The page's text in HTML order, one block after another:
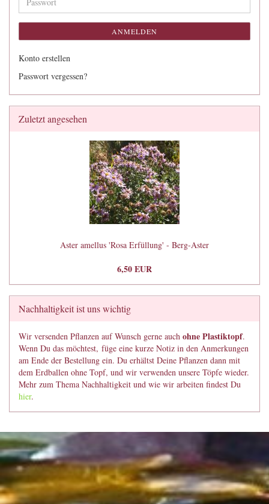
ANMELDEN
Konto erstellen
Passwort vergessen?
Zuletzt angesehen
Aster amellus 'Rosa Erfüllung' - Berg-Aster
6,50 EUR
Nachhaltigkeit ist uns wichtig
Wir versenden Pflanzen auf Wunsch gerne auch ohne Plastiktopf.
Wenn Du das möchtest, füge eine kurze Notiz in den Anmerkungen
am Ende der Bestellung ein. Du erhältst Deine Pflanzen dann mit
dem Erdballen ohne Topf, und wir verwenden unsere Töpfe wieder.
Mehr zum Thema Nachhaltigkeit und wie wir arbeiten findest Du
hier.